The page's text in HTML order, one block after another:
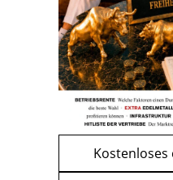
Renten-
Kind
mehr